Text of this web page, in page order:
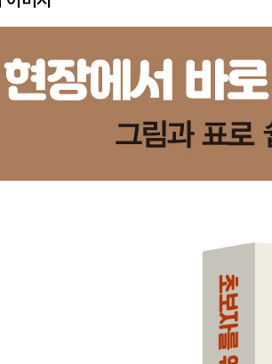
관에는 어떤 서류를 준비해야 할까｜수입
본 무역업 창업 절차
설명｜인보이스(Invoice, 송장)는 어떻게
｜서류 작성자와 서류의 종류를 이해하자